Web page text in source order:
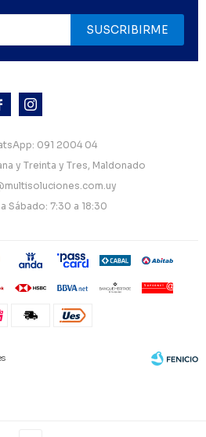

091 2004 04
y Treinta y Tres, Maldonado
Sábado: 7:30 a 18:30
SUSCRIBIRME